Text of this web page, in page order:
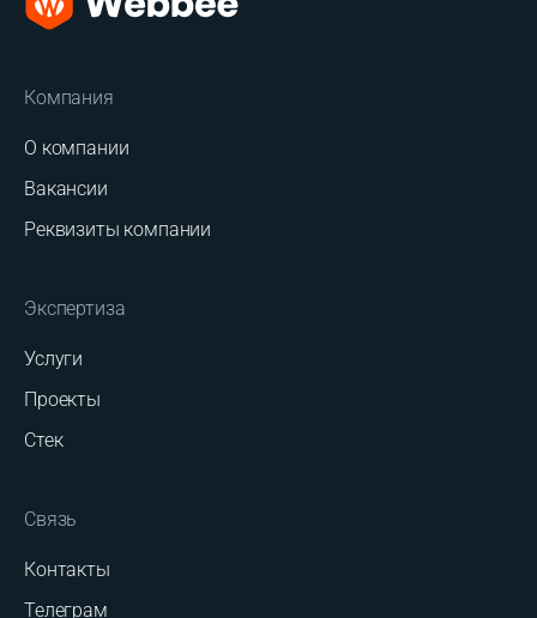
Компания
О компании
Вакансии
Реквизиты компании
Экспертиза
Услуги
Проекты
Стек
Связь
Контакты
Телеграм